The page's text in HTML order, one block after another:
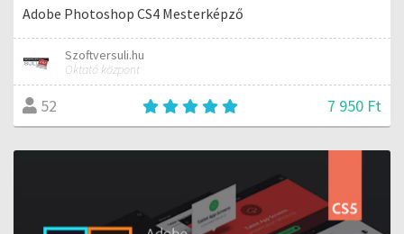
Adobe Photoshop CS4 Mesterképző
Szoftversuli.hu
Oktató központ
52 7 950 Ft